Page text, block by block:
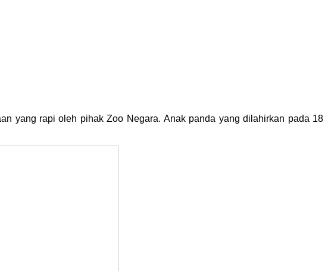
yang rapi oleh pihak Zoo Negara. Anak panda yang dilahirkan pada 18